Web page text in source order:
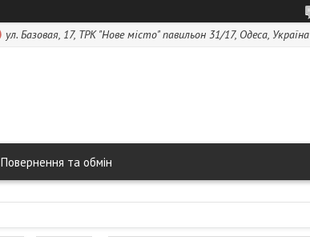
ул. Базовая, 17, ТРК "Нове місто" павильон 31/17, Одеса, Україна
Повернення та обмін